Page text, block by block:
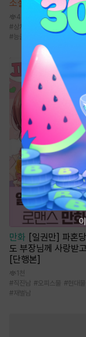
소설 해일주의보 [단
4천
#상처녀 로맨틱코미디
#능글남
만화 [일권만] 파혼
도 부장님께 사랑받
[단행본]
1천
#직진남 #오피스물 #현대물
# 재벌남